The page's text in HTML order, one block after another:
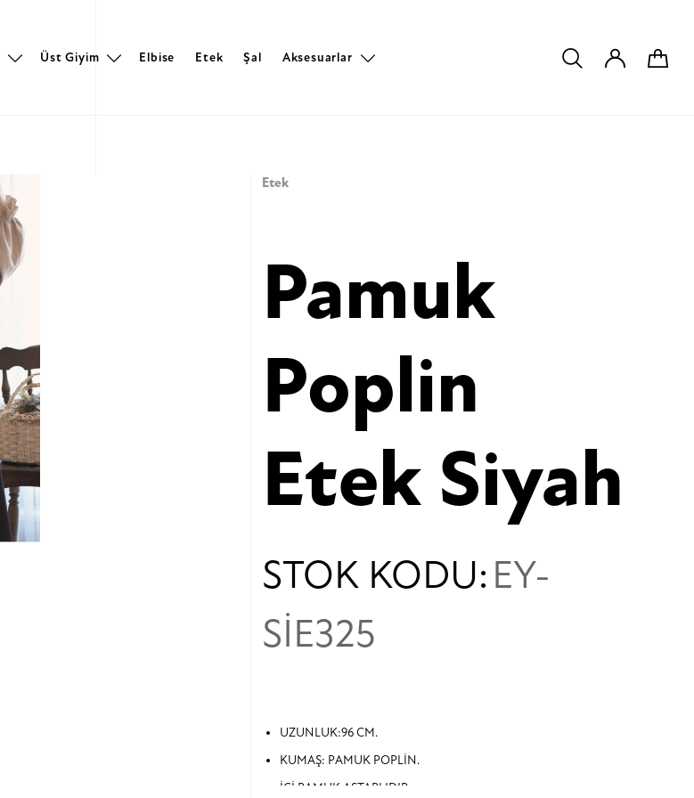
Üst Giyim Elbise Etek Şal Aksesuarlar
Etek
Pamuk
Poplin
Etek Siyah
STOK KODU: EY-
SİE325
UZUNLUK:96 CM.
KUMAŞ: PAMUK POPLİN.
İÇİ PAMUK ASTARLIDIR.